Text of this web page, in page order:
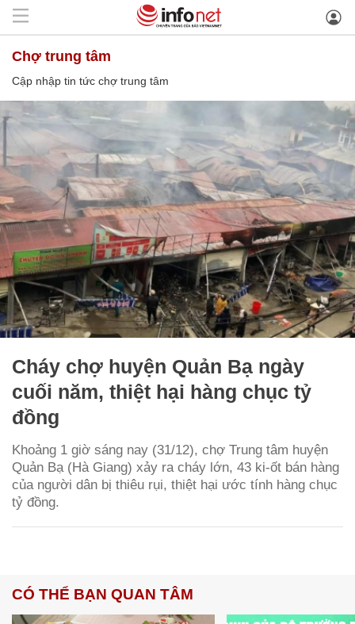
chợ trung tâm
Cập nhập tin tức chợ trung tâm
Cháy chợ huyện Quản Bạ ngày
cuối năm, thiệt hại hàng chục tỷ
đồng
Khoảng 1 giờ sáng nay (31/12), chợ Trung tâm huyện
Quản Bạ (Hà Giang) xảy ra cháy lớn, 43 ki-ốt bán hàng
của người dân bị thiêu rụi, thiệt hại ước tính hàng chục
tỷ đồng.
CÓ THỂ BẠN QUAN TÂM